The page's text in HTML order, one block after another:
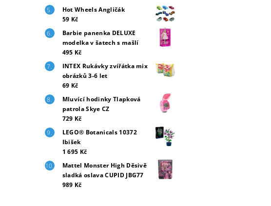
Hot Wheels Angličák
59 Kč
Barbie panenka DELUXE
modelka v šatech s mašlí
495 Kč
INTEX Rukávky zvířátka mix
obrázků 3-6 let
69 Kč
Mluvící hodinky Tlapková
patrola Skye CZ
729 Kč
LEGO® Botanicals 10372
Ibišek
1 695 Kč
Mattel Monster High Děsivě
sladká oslava CUPID JBG77
989 Kč